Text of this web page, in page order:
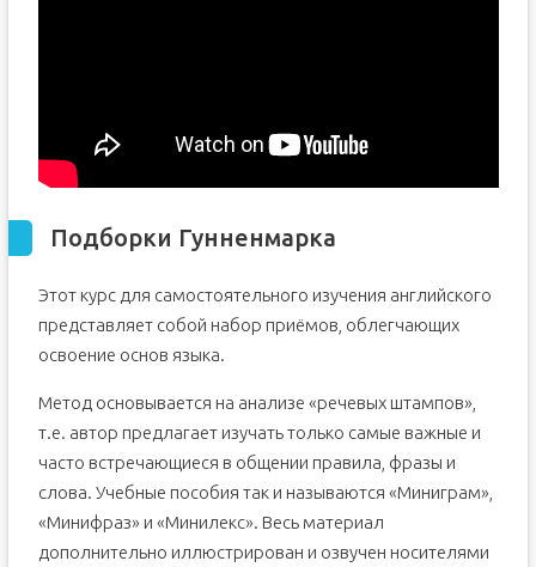
Подборки Гунненмарка
Этот курс для самостоятельного изучения английского
представляет собой набор приёмов, облегчающих
освоение основ языка.
Метод основывается на анализе «речевых штампов»,
т.е. автор предлагает изучать только самые важные и
часто встречающиеся в общении правила, фразы и
слова. Учебные пособия так и называются «Миниграм»,
«Минифраз» и «Минилекс». Весь материал
дополнительно иллюстрирован и озвучен носителями